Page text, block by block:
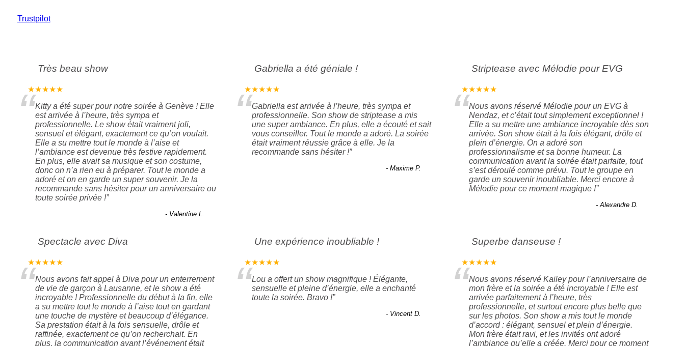
Trustpilot
Très beau show
★★★★★
“Kitty a été super pour notre soirée à Genève ! Elle
est arrivée à l’heure, très sympa et
professionnelle. Le show était vraiment joli,
sensuel et élégant, exactement ce qu’on voulait.
Elle a su mettre tout le monde à l’aise et
l’ambiance est devenue très festive rapidement.
En plus, elle avait sa musique et son costume,
donc on n’a rien eu à préparer. Tout le monde a
adoré et on en garde un super souvenir. Je la
recommande sans hésiter pour un anniversaire ou
toute soirée privée !”
- Valentine L.
Gabriella a été géniale !
★★★★★
“Gabriella est arrivée à l’heure, très sympa et
professionnelle. Son show de striptease a mis
une super ambiance. En plus, elle a écouté et sait
vous conseiller. Tout le monde a adoré. La soirée
était vraiment réussie grâce à elle. Je la
recommande sans hésiter !”
- Maxime P.
Striptease avec Mélodie pour EVG
★★★★★
“Nous avons réservé Mélodie pour un EVG à
Nendaz, et c’était tout simplement exceptionnel !
Elle a su mettre une ambiance incroyable dès son
arrivée. Son show était à la fois élégant, drôle et
plein d’énergie. On a adoré son
professionnalisme et sa bonne humeur. La
communication avant la soirée était parfaite, tout
s’est déroulé comme prévu. Tout le groupe en
garde un souvenir inoubliable. Merci encore à
Mélodie pour ce moment magique !”
- Alexandre D.
Spectacle avec Diva
★★★★★
“Nous avons fait appel à Diva pour un enterrement
de vie de garçon à Lausanne, et le show a été
incroyable ! Professionnelle du début à la fin, elle
a su mettre tout le monde à l’aise tout en gardant
une touche de mystère et beaucoup d’élégance.
Sa prestation était à la fois sensuelle, drôle et
raffinée, exactement ce qu’on recherchait. En
plus, la communication avant l’événement était
Une expérience inoubliable !
★★★★★
“Lou a offert un show magnifique ! Élégante,
sensuelle et pleine d’énergie, elle a enchanté
toute la soirée. Bravo !”
- Vincent D.
Superbe danseuse !
★★★★★
“Nous avons réservé Kailey pour l’anniversaire de
mon frère et la soirée a été incroyable ! Elle est
arrivée parfaitement à l’heure, très
professionnelle, et surtout encore plus belle que
sur les photos. Son show a mis tout le monde
d’accord : élégant, sensuel et plein d’énergie.
Mon frère était ravi, et les invités ont adoré
l’ambiance qu’elle a créée. Merci pour ce moment